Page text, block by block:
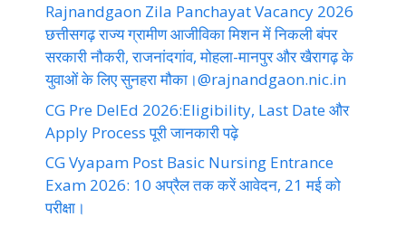
Rajnandgaon Zila Panchayat Vacancy 2026
छत्तीसगढ़ राज्य ग्रामीण आजीविका मिशन में निकली बंपर
सरकारी नौकरी, राजनांदगांव, मोहला-मानपुर और खैरागढ़ के
युवाओं के लिए सुनहरा मौका।@rajnandgaon.nic.in
CG Pre DelEd 2026:Eligibility, Last Date और
Apply Process पूरी जानकारी पढ़े
CG Vyapam Post Basic Nursing Entrance
Exam 2026: 10 अप्रैल तक करें आवेदन, 21 मई को
परीक्षा।